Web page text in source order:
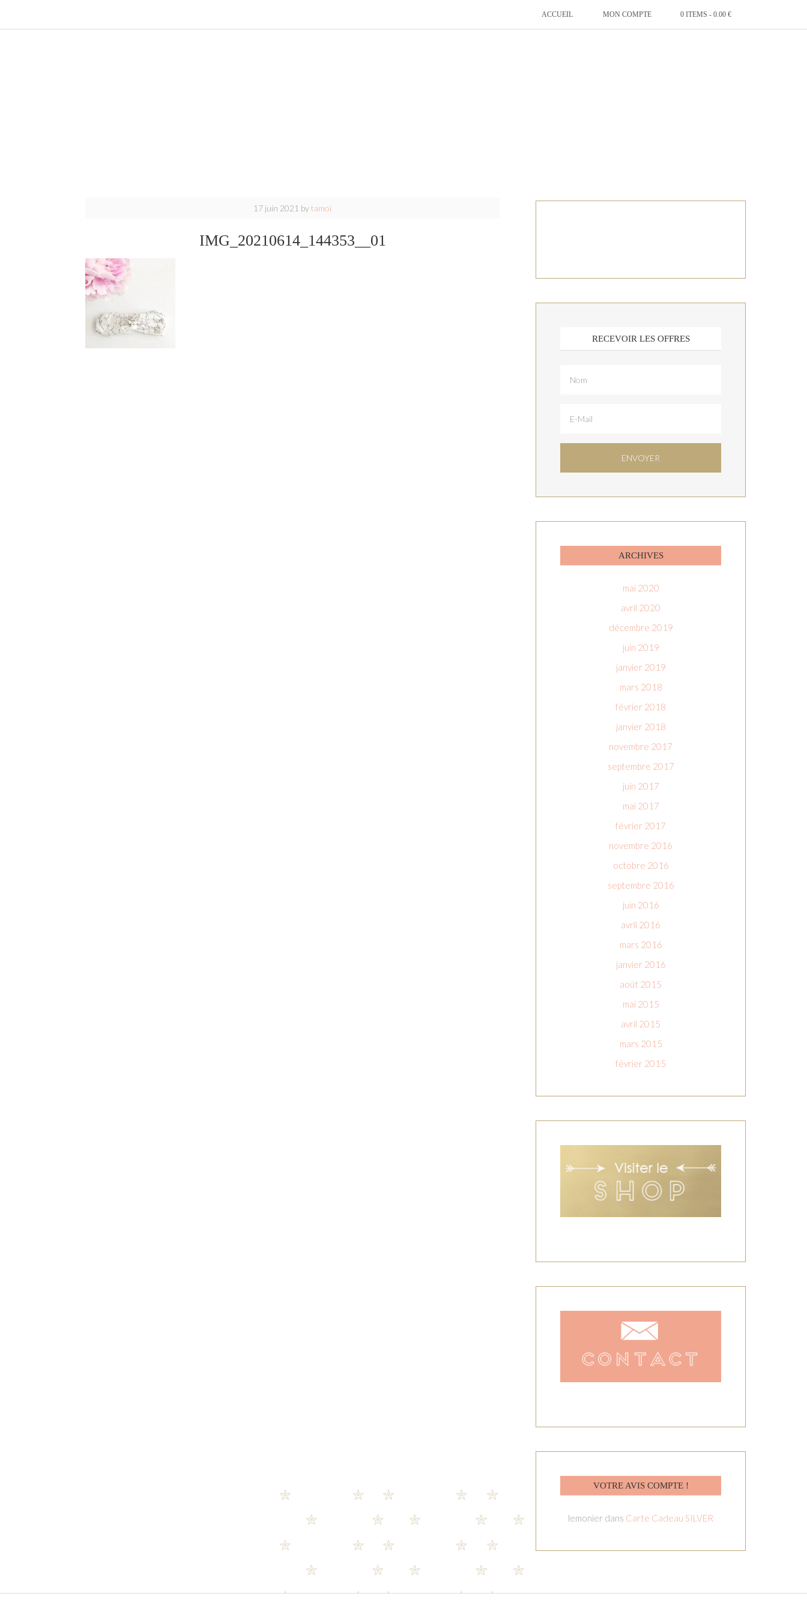
ACCUEIL MON COMPTE 0 ITEMS - 0.00 €
17 juin 2021 bytamoi
IMG_20210614_144353__01
RECEVOIR LES OFFRES
ARCHIVES
mai 2020
avril 2020
décembre 2019
juin 2019
janvier 2019
mars 2018
février 2018
janvier 2018
novembre 2017
septembre 2017
juin 2017
mai 2017
février 2017
novembre 2016
octobre 2016
septembre 2016
juin 2016
avril 2016
mars 2016
janvier 2016
août 2015
mai 2015
avril 2015
mars 2015
février 2015
VOTRE AVIS COMPTE !
lemonier dans Carte Cadeau SILVER